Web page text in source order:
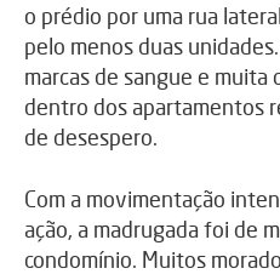
o prédio por uma rua
pelo menos duas
marcas de sangue e muita
dentro dos apartamentos
de desespero.
Com a movimentação
ação, a madrugada foi de
condomínio. Muitos